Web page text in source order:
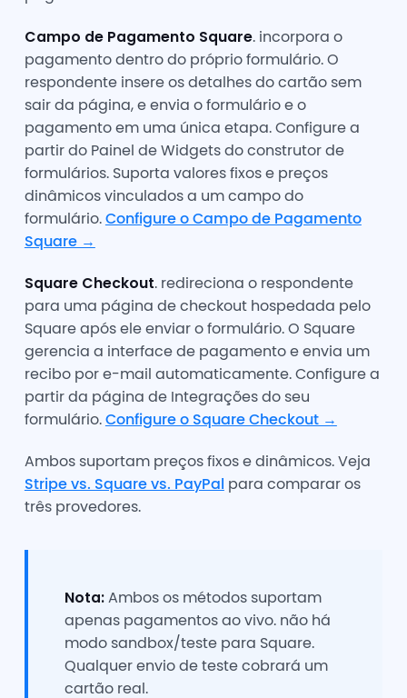
Campo de Pagamento Square. incorpora o
pagamento dentro do próprio formulário. O
respondente insere os detalhes do cartão sem
sair da página, e envia o formulário e o
pagamento em uma única etapa. Configure a
partir do Painel de Widgets do construtor de
formulários. Suporta valores fixos e preços
dinâmicos vinculados a um campo do
formulário.Configure o Campo de Pagamento
Square →
Square Checkout. redireciona o respondente
para uma página de checkout hospedada pelo
Square após ele enviar o formulário. O Square
gerencia a interface de pagamento e envia um
recibo por e-mail automaticamente. Configure a
partir da página de Integrações do seu
formulário.Configure o Square Checkout →
Ambos suportam preços fixos e dinâmicos. Veja
Stripe vs. Square vs. PayPal para comparar os
três provedores.
Nota:Ambos os métodos suportam
apenas pagamentos ao vivo. não há
modo sandbox/teste para Square.
Qualquer envio de teste cobrará um
cartão real.